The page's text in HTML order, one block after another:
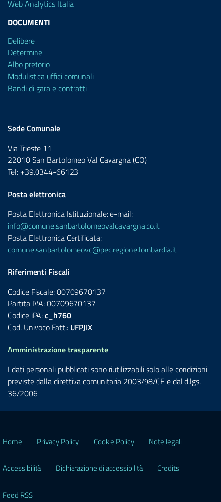
Web Analytics Italia
DOCUMENTI
Delibere
Determine
Albo pretorio
Modulistica uffici comunali
Bandi di gara e contratti
Sede Comunale
Via Trieste 11
22010 San Bartolomeo Val Cavargna (CO)
Tel: +39.0344-66123
Posta elettronica
Posta Elettronica Istituzionale: e-mail:
info@comune.sanbartolomeovalcavargna.co.it
Posta Elettronica Certificata:
comune.sanbartolomeovc@pec.regione.lombardia.it
Riferimenti Fiscali
Codice Fiscale: 00709670137
Partita IVA: 00709670137
Codice iPA:c_h760
Cod. Univoco Fatt.: UFPJIX
Amministrazione trasparente
I dati personali pubblicati sono riutilizzabili solo alle condizioni
previste dalla direttiva comunitaria 2003/98/CE e dal d.lgs.
36/2006
Home Privacy Policy Cookie Policy Note legali
Accessibilità Dichiarazione di accessibilità Credits
Feed RSS